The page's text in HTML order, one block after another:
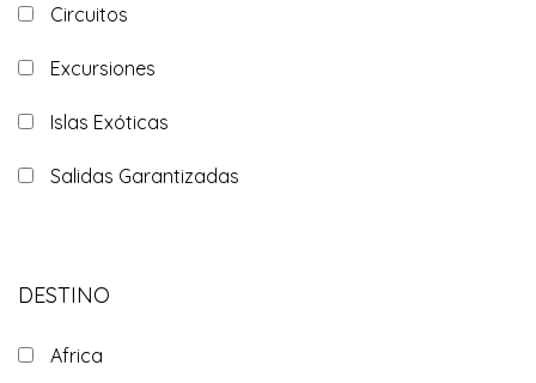
Circuitos
Excursiones
Islas Exóticas
Salidas Garantizadas
DESTINO
Africa